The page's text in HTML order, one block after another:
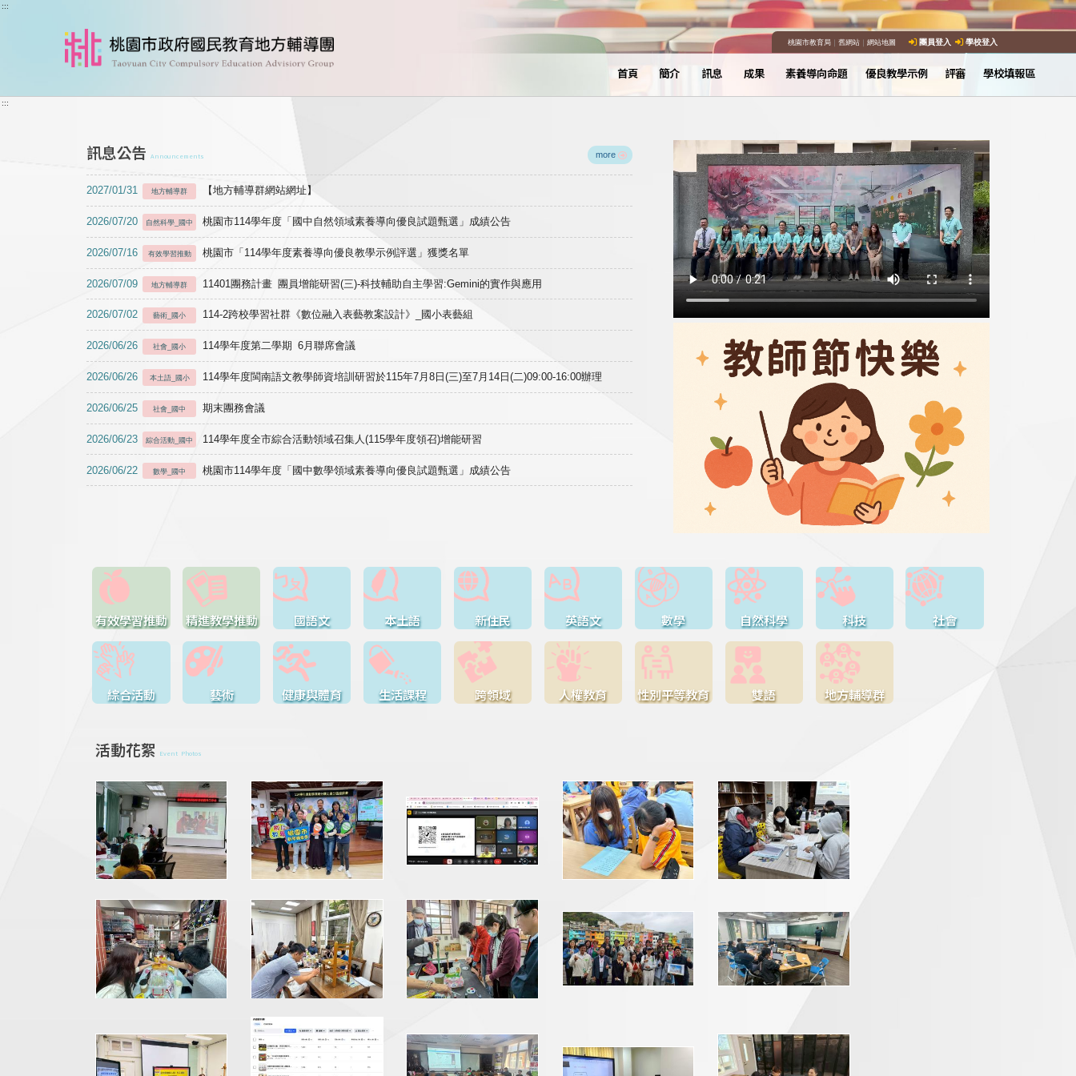
跳到主要內容
:::
桃園市教育局｜ 舊網站｜ 網站地圖 團員登入 學校登入
首頁 簡介 訊息 成果 素養導向命題 優良教學示例 評審 學校填報區
:::
訊息公告 Announcements more
2027/01/31 地方輔導群 【地方輔導群網站網址】
2026/07/20 自然科學_國中 桃園市114學年度「國中自然領域素養導向優良試題甄選」成績公告
2026/07/16 有效學習推動 桃園市「114學年度素養導向優良教學示例評選」獲獎名單
2026/07/09 地方輔導群 11401團務計畫 團員增能研習(三)-科技輔助自主學習:Gemini的實作與應用
2026/07/02 藝術_國小 114-2跨校學習社群《數位融入表藝教案設計》_國小表藝組
2026/06/26 社會_國小 114學年度第二學期 6月聯席會議
2026/06/26 本土語_國小 114學年度閩南語文教學師資培訓研習於115年7月8日(三)至7月14日(二)09:00-16:00辦理
2026/06/25 社會_國中 期末團務會議
2026/06/23 綜合活動_國中 114學年度全市綜合活動領域召集人(115學年度領召)增能研習
2026/06/22 數學_國中 桃園市114學年度「國中數學領域素養導向優良試題甄選」成績公告
有效學習推動 精進教學推動 國語文 本土語 新住民 英語文 數學 自然科學 科技 社會
綜合活動 藝術 健康與體育 生活課程 跨領域 人權教育 性別平等教育 雙語 地方輔導群
活動花絮 Event Photos